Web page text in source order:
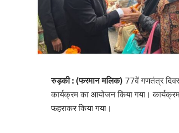
रुड़की : (फरमान मलिक) 77वें गणतंत्र
कार्यक्रम का आयोजन किया गया।
फहराकर किया गया।